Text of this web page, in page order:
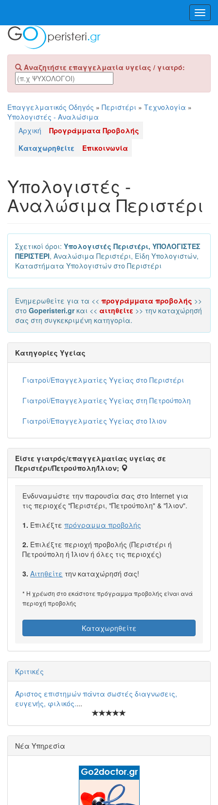
Αναζητήστε επαγγελματία υγείας / γιατρό:
Επαγγελματικός Οδηγός » Περιστέρι » Τεχνολογία »
Υπολογιστές - Αναλώσιμα
Αρχική
Προγράμματα Προβολής
Καταχωρηθείτε
Επικοινωνία
Υπολογιστές -
Αναλώσιμα Περιστέρι
Σχετικοί όροι: Υπολογιστές Περιστέρι, ΥΠΟΛΟΓΙΣΤΕΣ
ΠΕΡΙΣΤΕΡΙ, Αναλώσιμα Περιστέρι, Είδη Υπολογιστών,
Καταστήματα Υπολογιστών στο Περιστέρι
Ενημερωθείτε για τα << προγράμματα προβολής >>
στο Goperisteri.grκαι << αιτηθείτε >> την καταχώρησή
σας στη συγκεκριμένη κατηγορία.
Κατηγορίες Υγείας
Γιατροί/Επαγγελματίες Υγείας στο Περιστέρι
Γιατροί/Επαγγελματίες Υγείας στη Πετρούπολη
Γιατροί/Επαγγελματίες Υγείας στο Ίλιον
Είστε γιατρός/επαγγελματίας υγείας σε
Περιστέρι/Πετρούπολη/Ίλιον;
Ενδυναμώστε την παρουσία σας στο Internet για
τις περιοχές "Περιστέρι, "Πετρούπολη" & "Ίλιον".
1. Επιλέξτε πρόγραμμα προβολής
2. Επιλέξτε περιοχή προβολής (Περιστέρι ή
Πετρούπολη ή Ίλιον ή όλες τις περιοχές)
3. Αιτηθείτε την καταχώρησή σας!
* Η χρέωση στο εκάστοτε πρόγραμμα προβολής είναι ανά
περιοχή προβολής
Καταχωρηθείτε
Κριτικές
Άριστος επιστημών πάντα σωστές διαγνωσεις,
ευγενής, φιλικός....
Νέα Υπηρεσία